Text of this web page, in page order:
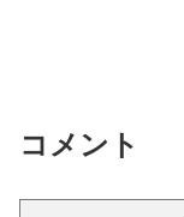
コメント